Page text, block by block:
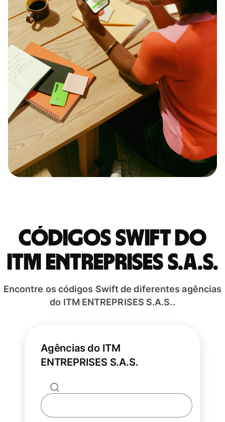
Códigos Swift do
ITM ENTREPRISES S.A.S.
Encontre os códigos Swift de diferentes agências
do ITM ENTREPRISES S.A.S..
Agências do ITM
ENTREPRISES S.A.S.